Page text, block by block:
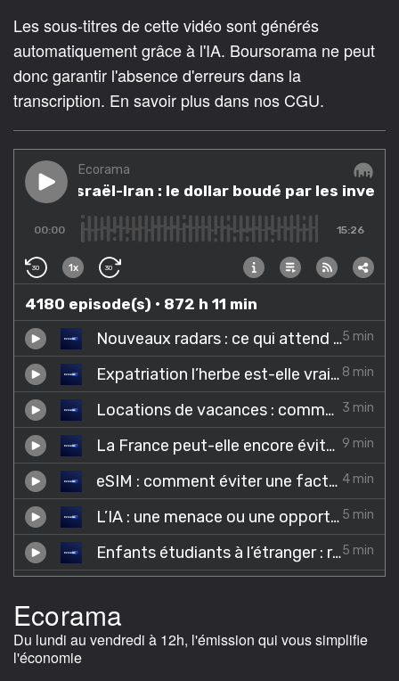
Les sous-titres de cette vidéo sont générés
automatiquement grâce à l'IA. Boursorama ne peut
donc garantir l'absence d'erreurs dans la
transcription. En savoir plus dans nos CGU.
Ecorama
Du lundi au vendredi à 12h, l'émission qui vous simplifie
l'économie